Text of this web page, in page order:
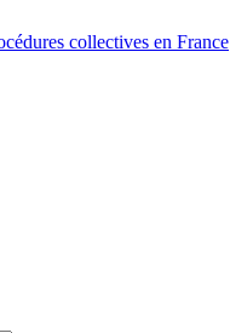
collectives en France